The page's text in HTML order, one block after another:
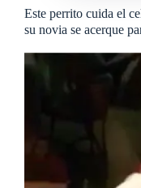
Este perrito cuida el
su novia se acerque